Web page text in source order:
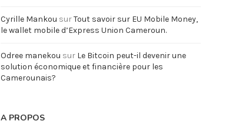
Cyrille Mankou surTout savoir sur EU Mobile Money,
le wallet mobile d’Express Union Cameroun.
Odree manekou sur Le Bitcoin peut-il devenir une
solution économique et financière pour les
Camerounais?
A PROPOS